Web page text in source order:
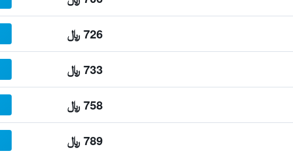
726 ﷼
733 ﷼
758 ﷼
789 ﷼